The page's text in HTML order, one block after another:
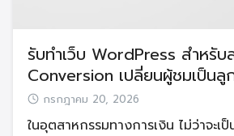
รับทำเว็บ WordPress สำหรับ
Conversion เปลี่ยนผู้ชมเป็นลู
กรกฎาคม 20, 2026
ในอุตสาหกรรมทางการเงิน ไม่ว่าจะเ